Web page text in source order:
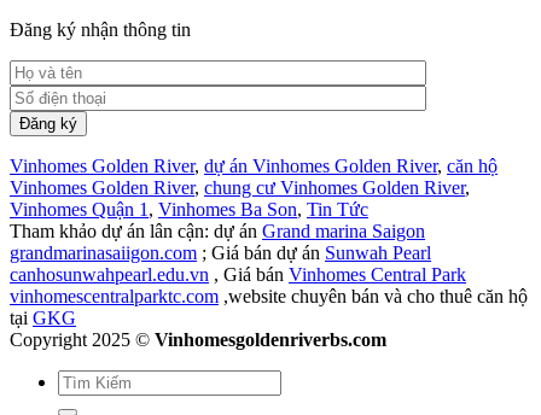
Đăng ký nhận thông tin
Vinhomes Golden River, dự án Vinhomes Golden River, căn hộ
Vinhomes Golden River, chung cư Vinhomes Golden River,
Vinhomes Quận 1 , Vinhomes Ba Son, Tin Tức
Tham khảo dự án lân cận: dự án Grand marina Saigon
grandmarinasaiigon.com ; Giá bán dự án Sunwah Pearl
canhosunwahpearl.edu.vn , Giá bán Vinhomes Central Park
vinhomescentralparktc.com ,website chuyên bán và cho thuê căn hộ
tại GKG
Copyright 2025 © Vinhomesgoldenriverbs.com